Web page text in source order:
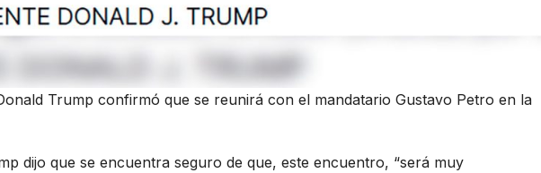
Trump confirmó que se reunirá con el mandatario Gustavo Petro en la
dijo que se encuentra seguro de que, este encuentro, “será muy